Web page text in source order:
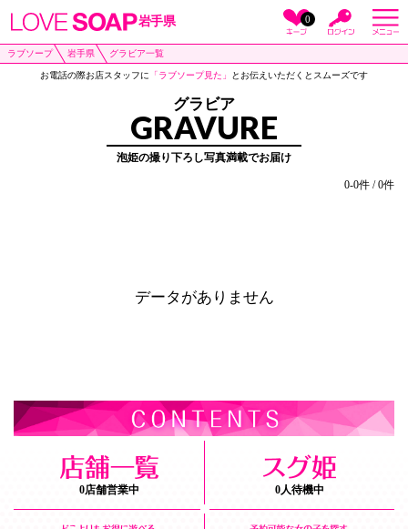
岩手県 0
ラブソープ 岩手県 グラビア一覧
お電話の際お店スタッフに 「ラブソープ見た」 とお伝えいただくとスムーズです
グラビア
GRAVURE
泡姫の撮り下ろし写真満載でお届け
0-0件 / 0件
データがありません
0店舗営業中 0人待機中